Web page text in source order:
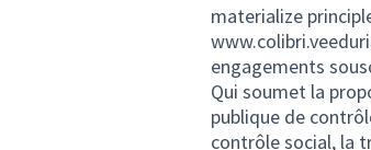
materialize
engagements
Qui soumet la
publique de
contrôle social, la